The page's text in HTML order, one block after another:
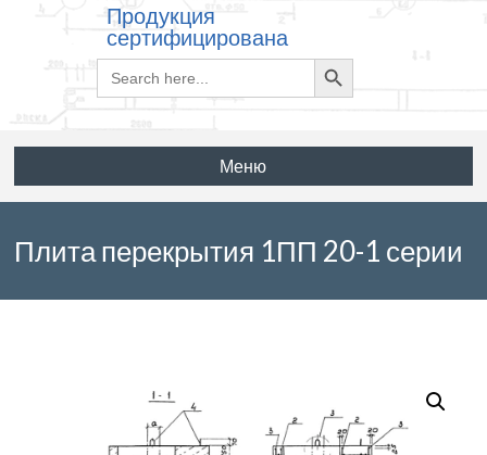
Продукция
сертифицирована
Search
for:
Search
Button
Меню
Плита перекрытия 1ПП 20-1 серии